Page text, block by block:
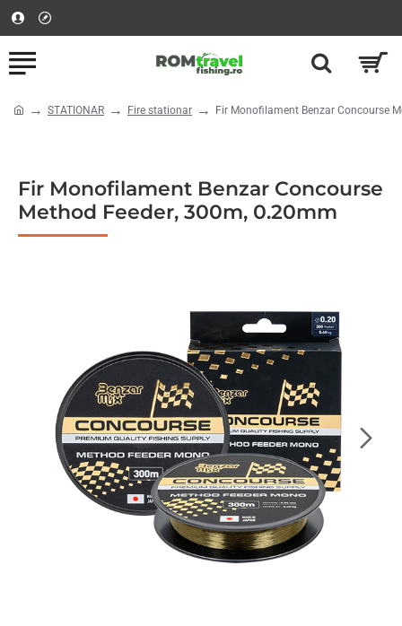
Fir Monofilament Benzar Concourse
Method Feeder, 300m, 0.20mm
STATIONAR Fire stationar Fir Monofilament Benzar Concourse